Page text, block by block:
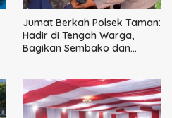
Jumat Berkah Polsek Taman:
Hadir di Tengah Warga,
Bagikan Sembako dan